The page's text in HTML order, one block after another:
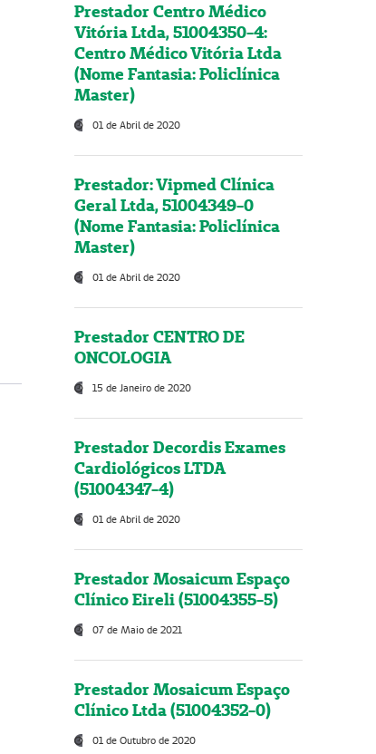
Prestador Centro Médico
Vitória Ltda, 51004350-4:
Centro Médico Vitória Ltda
(Nome Fantasia: Policlínica
Master)
01 de Abril de 2020
Prestador: Vipmed Clínica
Geral Ltda, 51004349-0
(Nome Fantasia: Policlínica
Master)
01 de Abril de 2020
Prestador CENTRO DE
ONCOLOGIA
15 de Janeiro de 2020
Prestador Decordis Exames
Cardiológicos LTDA
(51004347-4)
01 de Abril de 2020
Prestador Mosaicum Espaço
Clínico Eireli (51004355-5)
07 de Maio de 2021
Prestador Mosaicum Espaço
Clínico Ltda (51004352-0)
01 de Outubro de 2020